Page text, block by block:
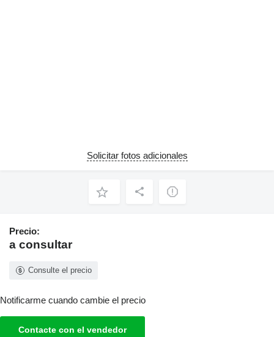
Solicitar fotos adicionales
Precio:
a consultar
Consulte el precio
Notificarme cuando cambie el precio
Contacte con el vendedor